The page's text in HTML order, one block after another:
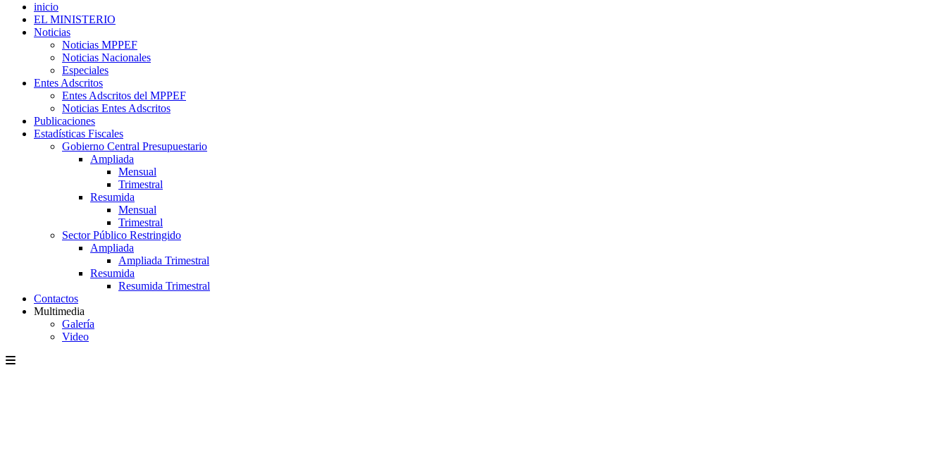
inicio
EL MINISTERIO
Noticias
Noticias MPPEF
Noticias Nacionales
Especiales
Entes Adscritos
Entes Adscritos del MPPEF
Noticias Entes Adscritos
Publicaciones
Estadísticas Fiscales
Gobierno Central Presupuestario
Ampliada
Mensual
Trimestral
Resumida
Mensual
Trimestral
Sector Público Restringido
Ampliada
Ampliada Trimestral
Resumida
Resumida Trimestral
Contactos
Multimedia
Galería
Video